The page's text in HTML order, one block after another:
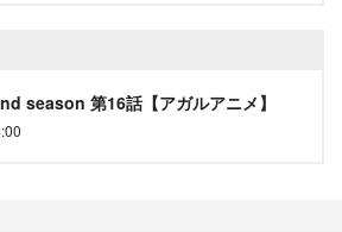
season 第16話【アガルアニメ】